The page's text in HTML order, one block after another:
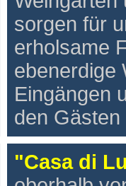
sorgen für
erholsame
ebenerdige
Eingängen
den
"Casa di